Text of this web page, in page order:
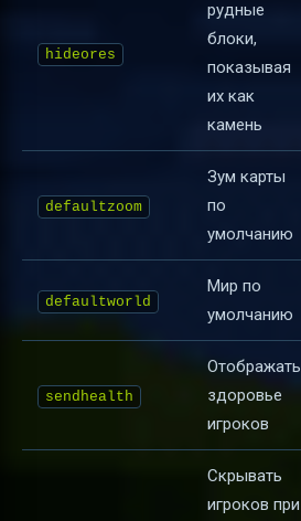
hideores
рудные
блоки,
показывая
их как
камень
defaultzoom
Зум карты
по
умолчанию
defaultworld
Мир по
умолчанию
sendhealth
Отображать
здоровье
игроков
Скрывать
игроков при